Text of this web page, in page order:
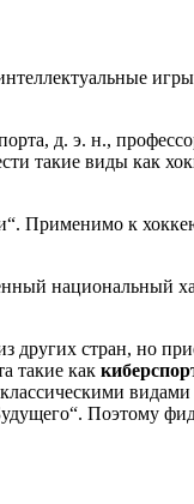
д. э. н.,
такие виды как
Применимо к
национальный
других стран, но
такие как
Поэтому